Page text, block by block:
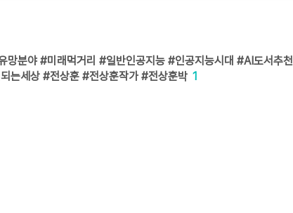
분야 #미래먹거리 #일반인공지능 #인공지능시대 #AI도서추천
는세상 #전상훈 #전상훈작가 #전상훈박 1